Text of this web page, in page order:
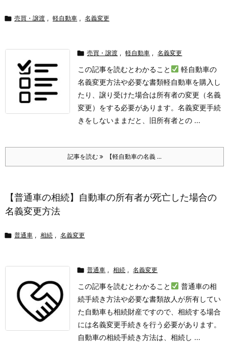
 売買・譲渡 , 軽自動車 , 名義変更
 売買・譲渡 , 軽自動車 , 名義変更
この記事を読むとわかること
軽自動車の
名義変更方法や必要な書類軽自動車を購入し
たり、譲り受けた場合は所有者の変更（名義
変更）をする必要があります。名義変更手続
きをしないままだと、旧所有者との ...
記事を読む 【軽自動車の名義 ...
【普通車の相続】自動車の所有者が死亡した場合の
名義変更方法
 普通車 , 相続 , 名義変更
 普通車 , 相続 , 名義変更
この記事を読むとわかること
普通車の相
続手続き方法や必要な書類故人が所有してい
た自動車も相続財産ですので、相続する場合
には名義変更手続きを行う必要があります。
自動車の相続手続き方法は、相続し ...